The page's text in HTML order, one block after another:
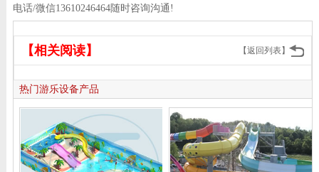
电话/微信13610246464随时咨询沟通!
【返回列表】
【相关阅读】
热门游乐设备产品